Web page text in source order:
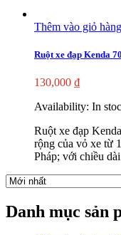
Thêm vào giỏ hàng
Ruột xe đạp Kenda
130,000 ₫
Availability: In
Ruột xe đạp
rộng của vỏ xe từ
Pháp; với chiều
Danh mục sản